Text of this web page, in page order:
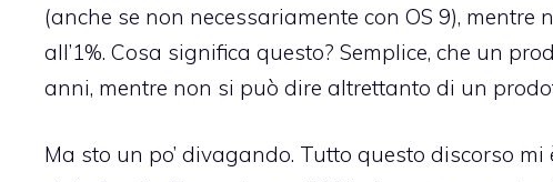
(anche se non necessariamente con OS 9),
all’1%. Cosa significa questo? Semplice, che un
anni, mentre non si può dire altrettanto di un
Ma sto un po’ divagando. Tutto questo discorso